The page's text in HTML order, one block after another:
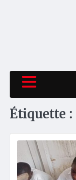
Étiquette :